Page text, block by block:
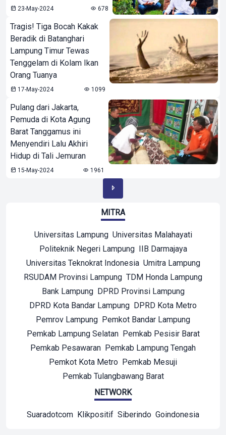
23-May-2024 678
Tragis! Tiga Bocah Kakak
Beradik di Batanghari
Lampung Timur Tewas
Tenggelam di Kolam Ikan
Orang Tuanya
17-May-2024 1099
Pulang dari Jakarta,
Pemuda di Kota Agung
Barat Tanggamus ini
Menyendiri Lalu Akhiri
Hidup di Tali Jemuran
15-May-2024 1961
MITRA
Universitas Lampung Universitas Malahayati
Politeknik Negeri Lampung IIB Darmajaya
Universitas Teknokrat Indonesia Umitra Lampung
RSUDAM Provinsi Lampung TDM Honda Lampung
Bank Lampung DPRD Provinsi Lampung
DPRD Kota Bandar Lampung DPRD Kota Metro
Pemrov Lampung Pemkot Bandar Lampung
Pemkab Lampung Selatan Pemkab Pesisir Barat
Pemkab Pesawaran Pemkab Lampung Tengah
Pemkot Kota Metro Pemkab Mesuji
Pemkab Tulangbawang Barat
NETWORK
Suaradotcom Klikpositif Siberindo Goindonesia